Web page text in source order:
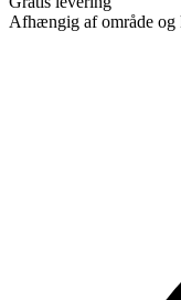
Afhængig af område og